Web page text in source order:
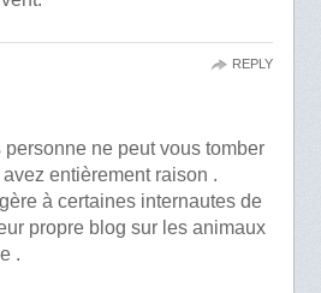
personne ne peut vous tomber
entièrement raison .
à certaines internautes de
propre blog sur les animaux
.
REPLY